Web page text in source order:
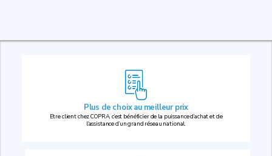
Plus de choix au meilleur prix
Etre client chez COPRA, c’est bénéficier de la puissance d’achat et de
l’assistance d’un grand réseau national.